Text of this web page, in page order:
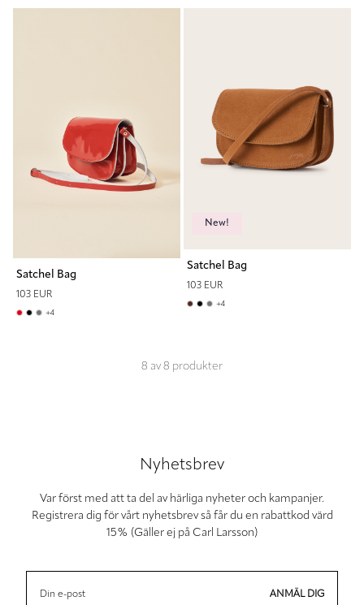
Satchel Bag
103 EUR
+4
New!
Satchel Bag
103 EUR
+4
8 av 8 produkter
Nyhetsbrev
Var först med att ta del av härliga nyheter och kampanjer.
Registrera dig för vårt nyhetsbrev så får du en rabattkod värd
15% (Gäller ej på Carl Larsson)
ANMÄL DIG